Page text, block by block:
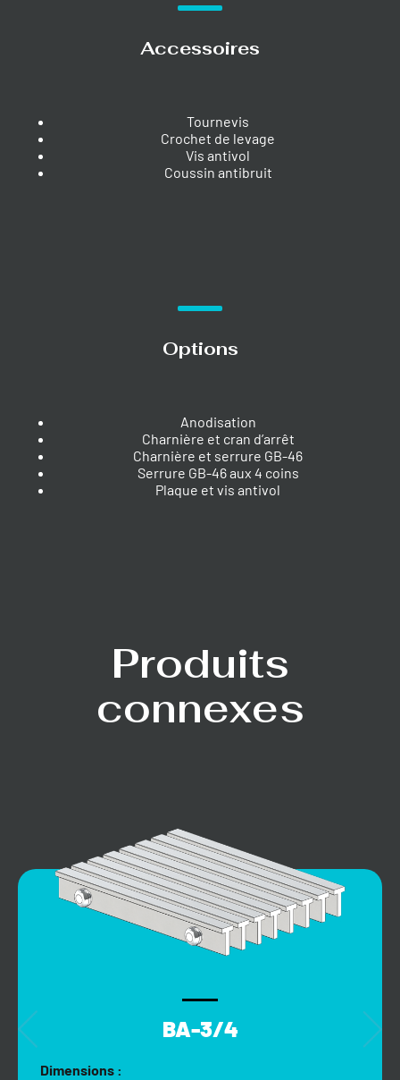
Accessoires
Tournevis
Crochet de levage
Vis antivol
Coussin antibruit
Options
Anodisation
Charnière et cran d’arrêt
Charnière et serrure GB-46
Serrure GB-46 aux 4 coins
Plaque et vis antivol
Produits
connexes
BA-3/4
Dimensions :